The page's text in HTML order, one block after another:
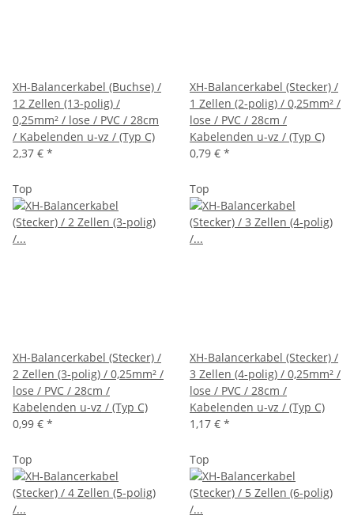
XH-Balancerkabel (Buchse) /
12 Zellen (13-polig) /
0,25mm² / lose / PVC / 28cm
/ Kabelenden u-vz / (Typ C)
2,37 € *
XH-Balancerkabel (Stecker) /
1 Zellen (2-polig) / 0,25mm² /
lose / PVC / 28cm /
Kabelenden u-vz / (Typ C)
0,79 € *
Top
XH-Balancerkabel (Stecker) /
2 Zellen (3-polig) / 0,25mm² /
lose / PVC / 28cm /
Kabelenden u-vz / (Typ C)
0,99 € *
Top
XH-Balancerkabel (Stecker) /
3 Zellen (4-polig) / 0,25mm² /
lose / PVC / 28cm /
Kabelenden u-vz / (Typ C)
1,17 € *
Top Top